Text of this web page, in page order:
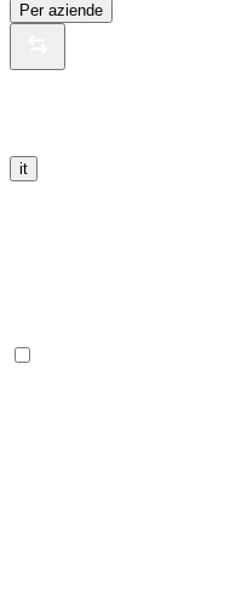
Per aziende
it